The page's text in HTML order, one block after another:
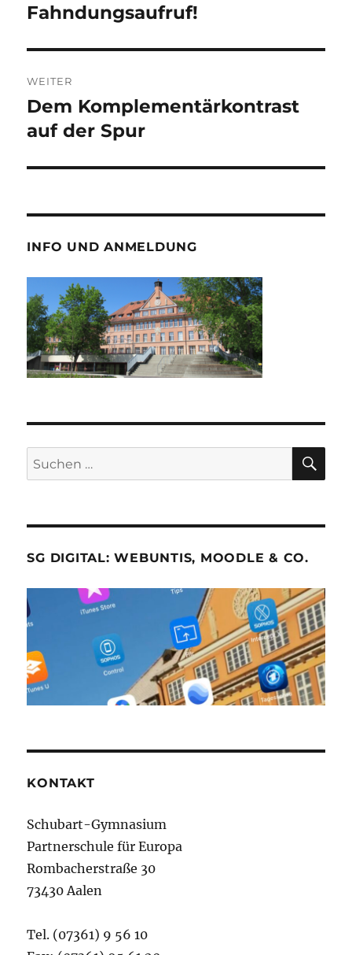
Vorheriger
Fahndungsaufruf!
WEITER
Nächster
Beitrag:
Dem Komplementärkontrast
auf der Spur
INFO UND ANMELDUNG
Suche
nach:
SG DIGITAL: WEBUNTIS, MOODLE & CO.
KONTAKT
Schubart-Gymnasium
Partnerschule für Europa
Rombacherstraße 30
73430 Aalen
Tel. (07361) 9 56 10